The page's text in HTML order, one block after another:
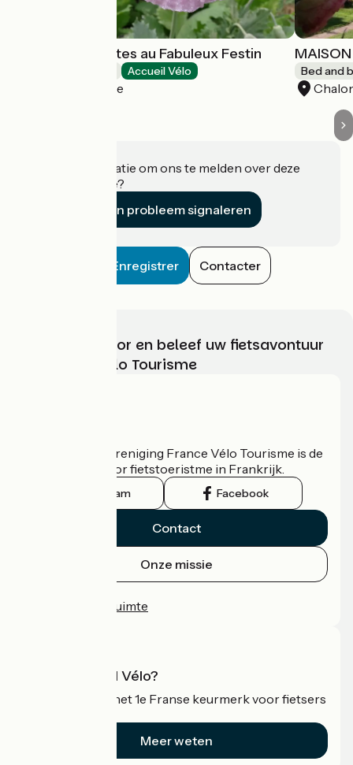
Chambres d'Hôtes au Fabuleux Festin
Accueil Vélo
La Possonnière
Bed and
Heeft u informatie om ons te melden over deze
accommodatie?
Een probleem signaleren
Enregistrer Contacter
Kies, bereid voor en beleef uw fietsavontuur
met France Vélo Tourisme
De nationale vereniging France Vélo Tourisme is de
officiële gids voor fietstoeristme in Frankrijk.
Instagram Facebook
Contact
Onze missie
Professionele ruimte
Wat is Accueil Vélo?
Accueil Vélo is het 1e Franse keurmerk voor fietsers
Meer weten